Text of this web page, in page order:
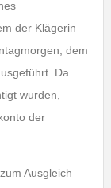
der Klägerin
dem
Da
wurden,
der
Ausgleich